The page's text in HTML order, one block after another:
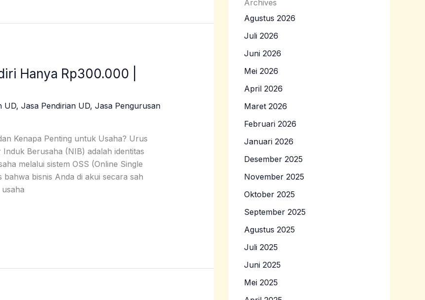
Hanya Rp300.000 |
UD, Jasa Pendirian UD, Jasa Pengurusan
Kenapa Penting untuk Usaha? Urus
Berusaha (NIB) adalah identitas
melalui sistem OSS (Online Single
bahwa bisnis Anda di akui secara sah
Archives
Agustus 2026
Juli 2026
Juni 2026
Mei 2026
April 2026
Maret 2026
Februari 2026
Januari 2026
Desember 2025
November 2025
Oktober 2025
September 2025
Agustus 2025
Juli 2025
Juni 2025
Mei 2025